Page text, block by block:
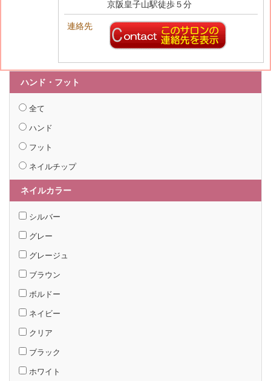
京阪皇子山駅徒歩５分
連絡先
ハンド・フット
全て
ハンド
フット
ネイルチップ
ネイルカラー
シルバー
グレー
グレージュ
ブラウン
ボルドー
ネイビー
クリア
ブラック
ホワイト